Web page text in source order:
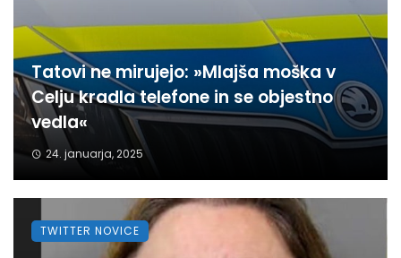
Tatovi ne mirujejo: »Mlajša moška v
Celju kradla telefone in se objestno
vedla«
24. januarja, 2025
TWITTER NOVICE